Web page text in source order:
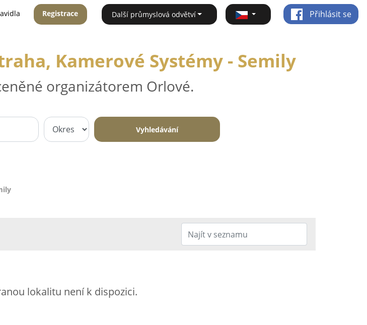
Registrace Další průmyslová odvětví Přihlásit se
Kamerové Systémy - Semily
organizátorem Orlové.
Vyhledávání
lokalitu není k dispozici.